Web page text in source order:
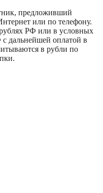
предложивший
или по телефону.
РФ или в условных
дальнейшей оплатой в
в рубли по